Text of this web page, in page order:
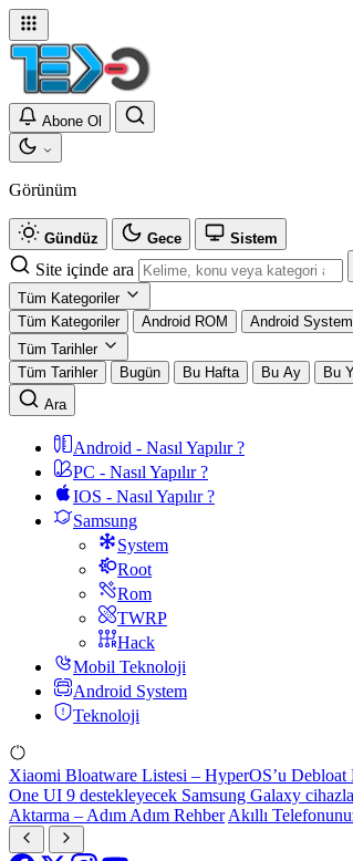
Abone Ol
Görünüm
Gündüz Gece Sistem
Site içinde ara
Tüm Kategoriler
Tüm Kategoriler
Android ROM Android System
Tüm Tarihler
Tüm Tarihler
Bugün Bu Hafta Bu Ay
Bu
Ara
Android - Nasıl Yapılır ?
PC - Nasıl Yapılır ?
IOS - Nasıl Yapılır ?
Samsung
System
Root
Rom
TWRP
Hack
Mobil Teknoloji
Android System
Teknoloji
Xiaomi Bloatware Listesi – HyperOS’u Debloat
One UI 9 destekleyecek Samsung Galaxy
Aktarma – Adım Adım Rehber Akıllı